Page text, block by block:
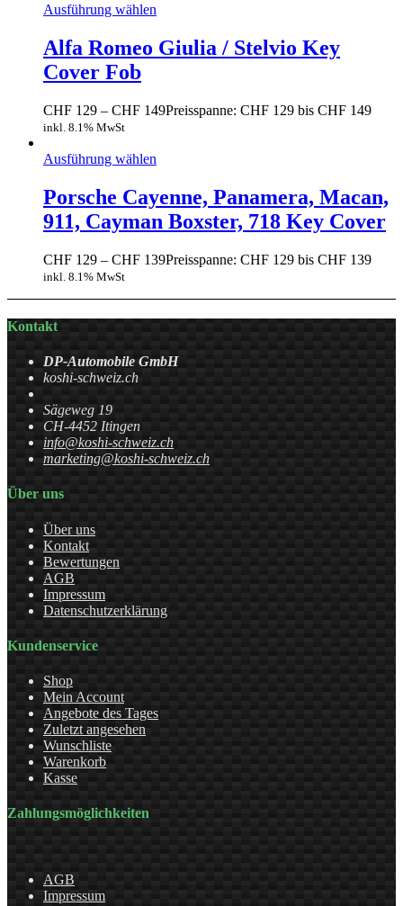
Ausführung wählen
Alfa Romeo Giulia / Stelvio Key
Cover Fob
CHF 129 – CHF 149Preisspanne: CHF 129 bis CHF 149
inkl. 8.1% MwSt
Ausführung wählen
Porsche Cayenne, Panamera, Macan,
911, Cayman Boxster, 718 Key Cover
CHF 129 – CHF 139Preisspanne: CHF 129 bis CHF 139
inkl. 8.1% MwSt
Kontakt
DP-Automobile GmbH
koshi-schweiz.ch
Sägeweg 19
CH-4452 Itingen
info@koshi-schweiz.ch
marketing@koshi-schweiz.ch
Über uns
Über uns
Kontakt
Bewertungen
AGB
Impressum
Datenschutzerklärung
Kundenservice
Shop
Mein Account
Angebote des Tages
Zuletzt angesehen
Wunschliste
Warenkorb
Kasse
Zahlungsmöglichkeiten
AGB
Impressum